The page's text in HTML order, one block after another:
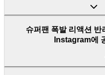
슈퍼팬 폭발 리액션
Instagram에